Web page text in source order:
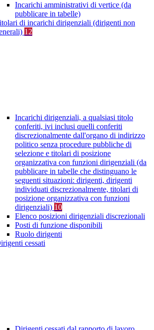
Incarichi amministrativi di vertice (da
pubblicare in tabelle)
di incarichi dirigenziali (dirigenti non
12
Incarichi dirigenziali, a qualsiasi titolo
conferiti, ivi inclusi quelli conferiti
discrezionalmente dall'organo di indirizzo
politico senza procedure pubbliche di
selezione e titolari di posizione
organizzativa con funzioni dirigenziali (da
pubblicare in tabelle che distinguano le
seguenti situazioni: dirigenti, dirigenti
individuati discrezionalmente, titolari di
posizione organizzativa con funzioni
dirigenziali) 10
Elenco posizioni dirigenziali discrezionali
Posti di funzione disponibili
Ruolo dirigenti
cessati